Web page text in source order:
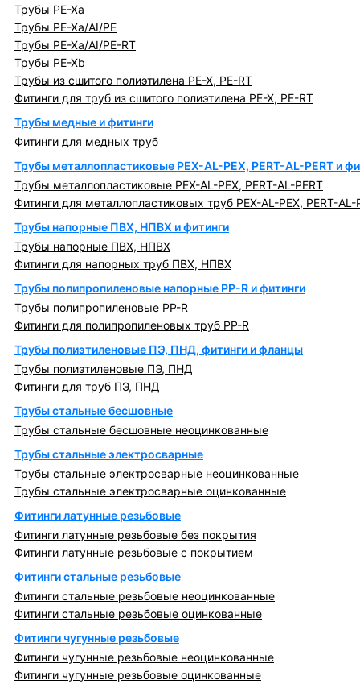
Трубы PE-Xa
Трубы PE-Xa/AI/PE
Трубы PE-Xa/AI/PE-RT
Трубы PE-Xb
Трубы из сшитого полиэтилена PE-X, PE-RT
Фитинги для труб из сшитого полиэтилена PE-X, PE-RT
Трубы медные и фитинги
Фитинги для медных труб
Трубы металлопластиковые PEX-AL-PEX, PERT-AL-PERT и
Трубы металлопластиковые PEX-AL-PEX, PERT-AL-PERT
Фитинги для металлопластиковых труб PEX-AL-PEX, PERT-AL-
Трубы напорные ПВХ, НПВХ и фитинги
Трубы напорные ПВХ, НПВХ
Фитинги для напорных труб ПВХ, НПВХ
Трубы полипропиленовые напорные PP-R и фитинги
Трубы полипропиленовые PP-R
Фитинги для полипропиленовых труб PP-R
Трубы полиэтиленовые ПЭ, ПНД, фитинги и фланцы
Трубы полиэтиленовые ПЭ, ПНД
Фитинги для труб ПЭ, ПНД
Трубы стальные бесшовные
Трубы стальные бесшовные неоцинкованные
Трубы стальные электросварные
Трубы стальные электросварные неоцинкованные
Трубы стальные электросварные оцинкованные
Фитинги латунные резьбовые
Фитинги латунные резьбовые без покрытия
Фитинги латунные резьбовые с покрытием
Фитинги стальные резьбовые
Фитинги стальные резьбовые неоцинкованные
Фитинги стальные резьбовые оцинкованные
Фитинги чугунные резьбовые
Фитинги чугунные резьбовые неоцинкованные
Фитинги чугунные резьбовые оцинкованные